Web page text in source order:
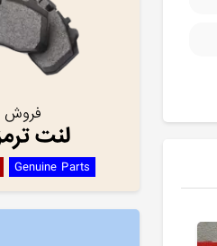
فروش
لنت
Genuine Parts